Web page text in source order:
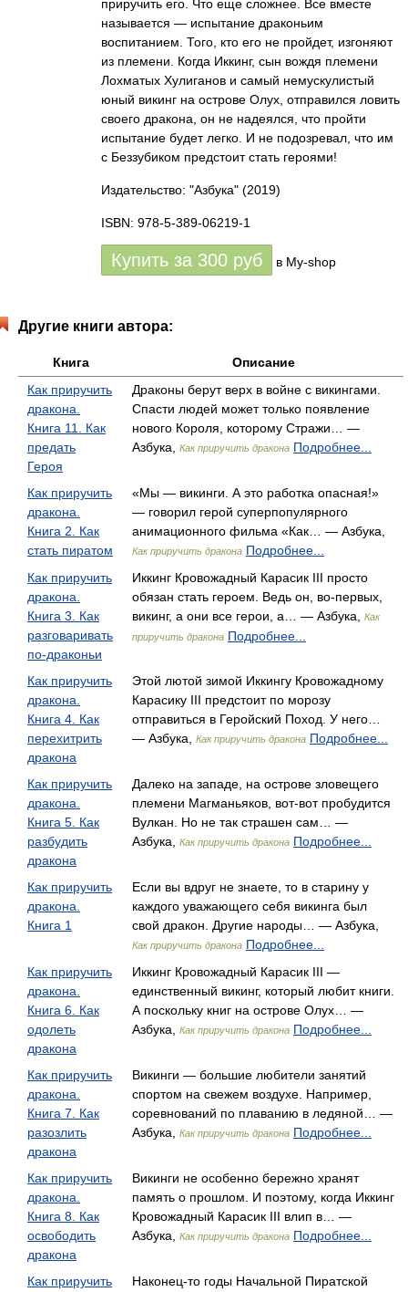
приручить его. Что еще сложнее. Все вместе
называется — испытание драконьим
воспитанием. Того, кто его не пройдет, изгоняют
из племени. Когда Иккинг, сын вождя племени
Лохматых Хулиганов и самый немускулистый
юный викинг на острове Олух, отправился ловить
своего дракона, он не надеялся, что пройти
испытание будет легко. И не подозревал, что им
с Беззубиком предстоит стать героями!
Издательство: "Азбука" (2019)
ISBN: 978-5-389-06219-1
Купить за 300 руб в My-shop
Другие книги автора:
Книга
Описание
Как приручить
дракона.
Книга 11. Как
предать
Героя
Драконы берут верх в войне с викингами.
Спасти людей может только появление
нового Короля, которому Стражи… —
Азбука,
Как приручить дракона Подробнее...
Как приручить
дракона.
Книга 2. Как
стать пиратом
«Мы — викинги. А это работка опасная!»
— говорил герой суперпопулярного
анимационного фильма «Как… — Азбука,
Как приручить дракона Подробнее...
Как приручить
дракона.
Книга 3. Как
разговаривать
по-драконьи
Иккинг Кровожадный Карасик III просто
обязан стать героем. Ведь он, во-первых,
викинг, а они все герои, а… — Азбука,
Как
приручить дракона Подробнее...
Как приручить
дракона.
Книга 4. Как
перехитрить
дракона
Этой лютой зимой Иккингу Кровожадному
Карасику III предстоит по морозу
отправиться в Геройский Поход. У него…
— Азбука,
Как приручить дракона Подробнее...
Как приручить
дракона.
Книга 5. Как
разбудить
дракона
Далеко на западе, на острове зловещего
племени Магманьяков, вот-вот пробудится
Вулкан. Но не так страшен сам… —
Азбука,
Как приручить дракона Подробнее...
Как приручить
дракона.
Книга 1
Если вы вдруг не знаете, то в старину у
каждого уважающего себя викинга был
свой дракон. Другие народы… — Азбука,
Как приручить дракона Подробнее...
Как приручить
дракона.
Книга 6. Как
одолеть
дракона
Иккинг Кровожадный Карасик III —
единственный викинг, который любит книги.
А поскольку книг на острове Олух… —
Азбука,
Как приручить дракона Подробнее...
Как приручить
дракона.
Книга 7. Как
разозлить
дракона
Викинги — большие любители занятий
спортом на свежем воздухе. Например,
соревнований по плаванию в ледяной… —
Азбука,
Как приручить дракона Подробнее...
Как приручить
дракона.
Книга 8. Как
освободить
дракона
Викинги не особенно бережно хранят
память о прошлом. И поэтому, когда Иккинг
Кровожадный Карасик III влип в… —
Азбука,
Как приручить дракона Подробнее...
Как приручить
Наконец-то годы Начальной Пиратской